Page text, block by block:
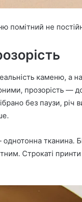
помітний не
каменю, а
прозорість —
без паузи,
тканина.
Строкаті